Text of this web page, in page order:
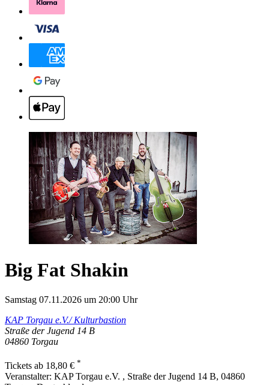
Big Fat Shakin
Samstag 07.11.2026 um 20:00 Uhr
KAP Torgau e.V./ Kulturbastion
Straße der Jugend 14 B
04860 Torgau
Tickets ab 18,80 € *
Veranstalter: KAP Torgau e.V. , Straße der Jugend 14 B, 04860